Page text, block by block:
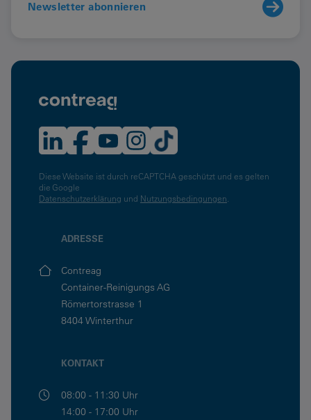
Newsletter abonnieren
Diese Website ist durch reCAPTCHA geschützt und es gelten
die Google
Datenschutzerklärung und Nutzungsbedingungen.
ADRESSE
Contreag
Container-Reinigungs AG
Römertorstrasse 1
8404 Winterthur
KONTAKT
08:00 - 11:30 Uhr
14:00 - 17:00 Uhr